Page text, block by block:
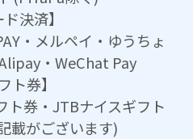
ド決済】
・メルペイ・ゆうちょ
・WeChat Pay
ト券】
ト券・JTBナイスギフト
載がございます)